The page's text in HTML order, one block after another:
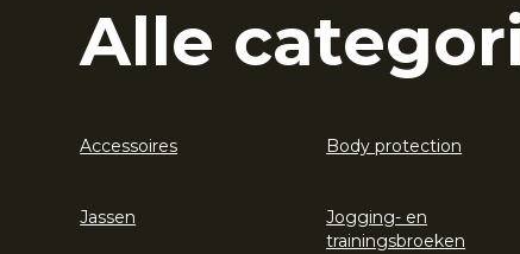
Alle
Accessoires Body protection
Jassen
Jogging- en
trainingsbroeken